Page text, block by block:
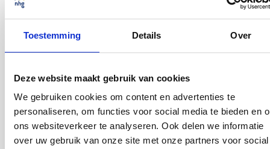
Toestemming Details Over
Deze website maakt gebruik van cookies
We gebruiken cookies om content en advertenties te
personaliseren, om functies voor social media te bieden en
ons websiteverkeer te analyseren. Ook delen we informatie
over uw gebruik van onze site met onze partners voor social
Wat als de koopsom inclusief roerende zaken meer
bedraagt dan de kostengrens?
Product & Proces Veelgestelde vragen
Waar vind ik het formulier voor het aanvragen van de
hardheidsclausule?
Product & Proces Veelgestelde vragen-22 jul 2026